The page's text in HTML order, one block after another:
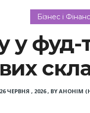
Бізнес і
фуд-
26 ЧЕРВНЯ , 2026, BY АНОНІМ